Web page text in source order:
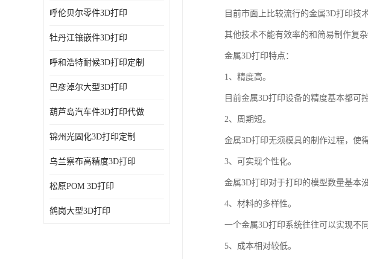
呼伦贝尔零件3D打印
牡丹江镶嵌件3D打印
呼和浩特耐候3D打印定制
巴彦淖尔大型3D打印
葫芦岛汽车件3D打印代做
锦州光固化3D打印定制
乌兰察布高精度3D打印
松原POM 3D打印
鹤岗大型3D打印
目前市面上比较流行的金属3D打印技
其他技术不能有效率的和简易制作复
金属3D打印特点：
1、精度高。
目前金属3D打印设备的精度基本都可
2、周期短。
金属3D打印无须模具的制作过程，使
3、可实现个性化。
金属3D打印对于打印的模型数量基本
4、材料的多样性。
一个金属3D打印系统往往可以实现不
5、成本相对较低。